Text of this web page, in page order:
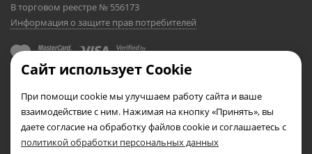
В торговом реестре № 556173
Информация о защите прав потребителей
Сайт использует Cookie
При помощи cookie мы улучшаем работу сайта и ваше
взаимодействие с ним. Нажимая на кнопку «Принять», вы
даете согласие на обработку файлов cookie и соглашаетесь с
политикой обработки персональных данных